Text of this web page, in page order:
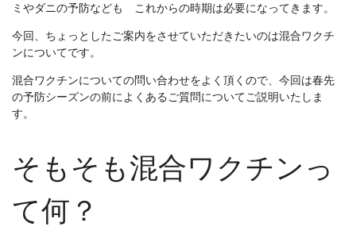
ミやダニの予防なども これからの時期は必要になってきます。
今回、ちょっとしたご案内をさせていただきたいのは混合ワクチ
ンについてです。
混合ワクチンについての問い合わせをよく頂くので、今回は春先
の予防シーズンの前によくあるご質問についてご説明いたしま
す。
そもそも混合ワクチンっ
て何？